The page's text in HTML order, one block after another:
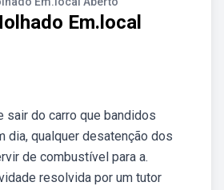
Em.local
sair do carro que bandidos
dia, qualquer desatenção dos
de combustível para a.
resolvida por um tutor